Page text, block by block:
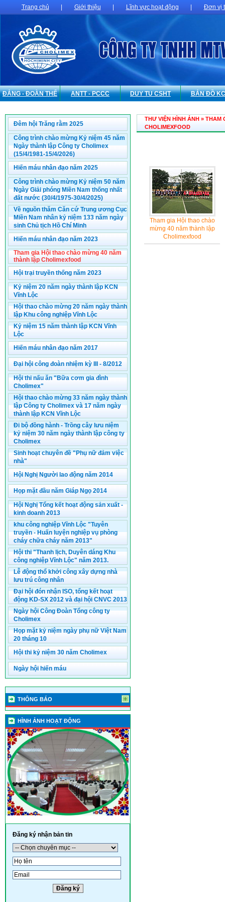
Trang chủ Giới thiệu Lĩnh vực hoạt động Đơn vị
ĐẢNG - ĐOÀN THỂ ANTT - PCCC DUY TU CSHT BẢN ĐỒ
Đêm hội Trăng rằm 2025
Công trình chào mừng Kỷ niệm 45 năm
Ngày thành lập Công ty Cholimex
(15/4/1981-15/4/2026)
Hiến máu nhân đạo năm 2025
Công trình chào mừng Kỷ niệm 50 năm
Ngày Giải phóng Miền Nam thống nhất
đất nước (30/4/1975-30/4/2025)
Về nguồn thăm Căn cứ Trung ương Cục
Miền Nam nhân kỷ niệm 133 năm ngày
sinh Chủ tịch Hồ Chí Minh
Hiến máu nhân đạo năm 2023
Tham gia Hội thao chào mừng 40 năm
thành lập Cholimexfood
Hội trại truyền thống năm 2023
Kỷ niệm 20 năm ngày thành lập KCN
Vĩnh Lộc
Hội thao chào mừng 20 năm ngày thành
lập Khu công nghiệp Vĩnh Lộc
Kỷ niệm 15 năm thành lập KCN Vĩnh
Lộc
Hiến máu nhân đạo năm 2017
Đại hội công đoàn nhiệm kỳ III - 8/2012
Hội thi nấu ăn "Bữa cơm gia đình
Cholimex"
Hội thao chào mừng 33 năm ngày thành
lập Công ty Cholimex và 17 năm ngày
thành lập KCN Vĩnh Lộc
Đi bộ đồng hành - Trồng cây lưu niệm
kỷ niệm 30 năm ngày thành lập công ty
Cholimex
Sinh hoạt chuyên đề "Phụ nữ đảm việc
nhà"
Hội Nghị Người lao động năm 2014
Họp mặt đầu năm Giáp Ngọ 2014
Hội Nghị Tổng kết hoạt động sản xuất -
kinh doanh 2013
khu công nghiệp Vĩnh Lộc "Tuyên
truyền - Huấn luyện nghiệp vụ phòng
cháy chữa cháy năm 2013"
Hội thi "Thanh lịch, Duyên dáng Khu
công nghiệp Vĩnh Lộc" năm 2013.
Lễ động thổ khởi công xây dựng nhà
lưu trú công nhân
Đại hội đón nhận ISO, tổng kết hoạt
động KD-SX 2012 và đại hội CNVC 2013
Ngày hội Công Đoàn Tổng công ty
Cholimex
Họp mặt kỷ niệm ngày phụ nữ Việt Nam
20 tháng 10
Hội thi kỷ niệm 30 năm Cholimex
Ngày hội hiến máu
THÔNG BÁO
HÌNH ẢNH HOẠT ĐỘNG
Đăng ký nhận bản tin
THƯ VIỆN HÌNH ẢNH » THAM
CHOLIMEXFOOD
Tham gia Hội thao chào
mừng 40 năm thành lập
Cholimexfood